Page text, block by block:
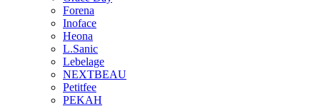
Forena
Inoface
Heona
L.Sanic
Lebelage
NEXTBEAU
Petitfee
PEKAH